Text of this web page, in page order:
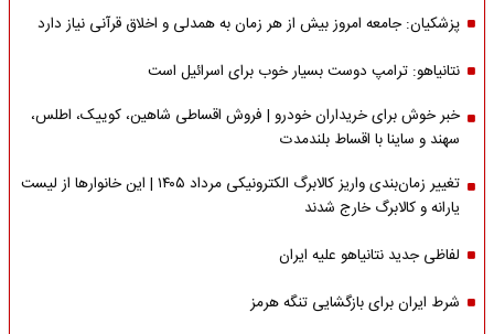
پزشکیان: جامعه امروز بیش از هر زمان به همدلی و اخلاق قرآنی نیاز دارد
نتانیاهو: ترامپ دوست بسیار خوب برای اسرائیل است
خبر خوش برای خریداران خودرو | فروش اقساطی شاهین، کوییک، اطلس،
سهند و ساینا با اقساط بلندمدت
تغییر زمان‌بندی واریز کالابرگ الکترونیکی مرداد ۱۴۰۵ | این خانوارها از لیست
یارانه و کالابرگ خارج شدند
لفاظی جدید نتانیاهو علیه ایران
شرط ایران برای بازگشایی تنگه هرمز